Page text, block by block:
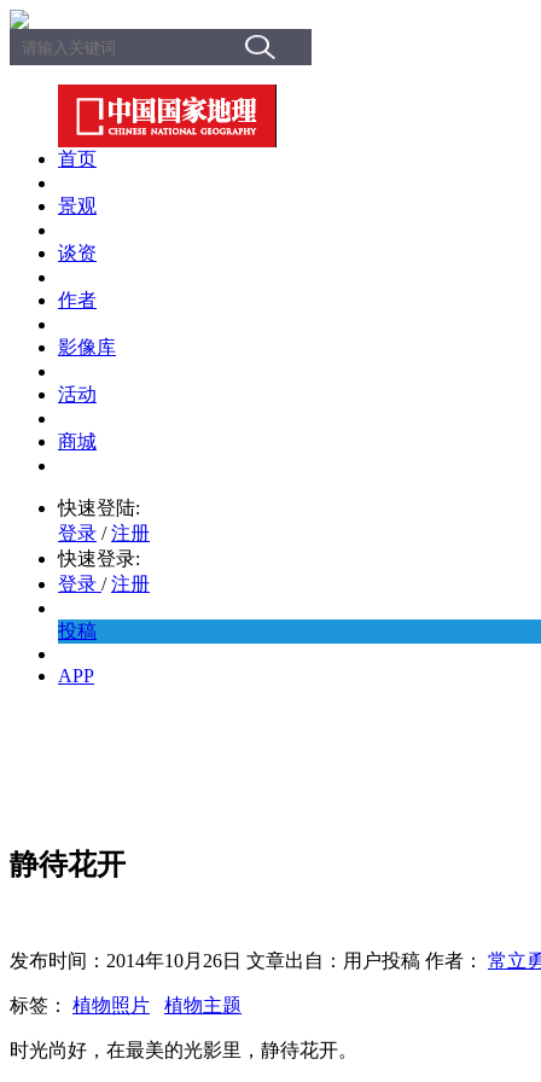
首页
景观
谈资
作者
影像库
活动
商城
快速登陆:
登录 / 注册
快速登录:
登录 / 注册
投稿
APP
静待花开
发布时间：2014年10月26日 文章出自：用户投稿 作者： 常立
标签： 植物照片 植物主题
时光尚好，在最美的光影里，静待花开。